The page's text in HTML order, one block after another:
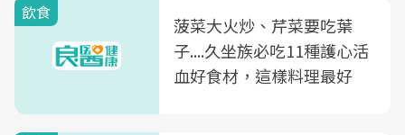
飲食
菠菜大火炒、芹菜要吃葉
子....久坐族必吃11種護心活
血好食材，這樣料理最好